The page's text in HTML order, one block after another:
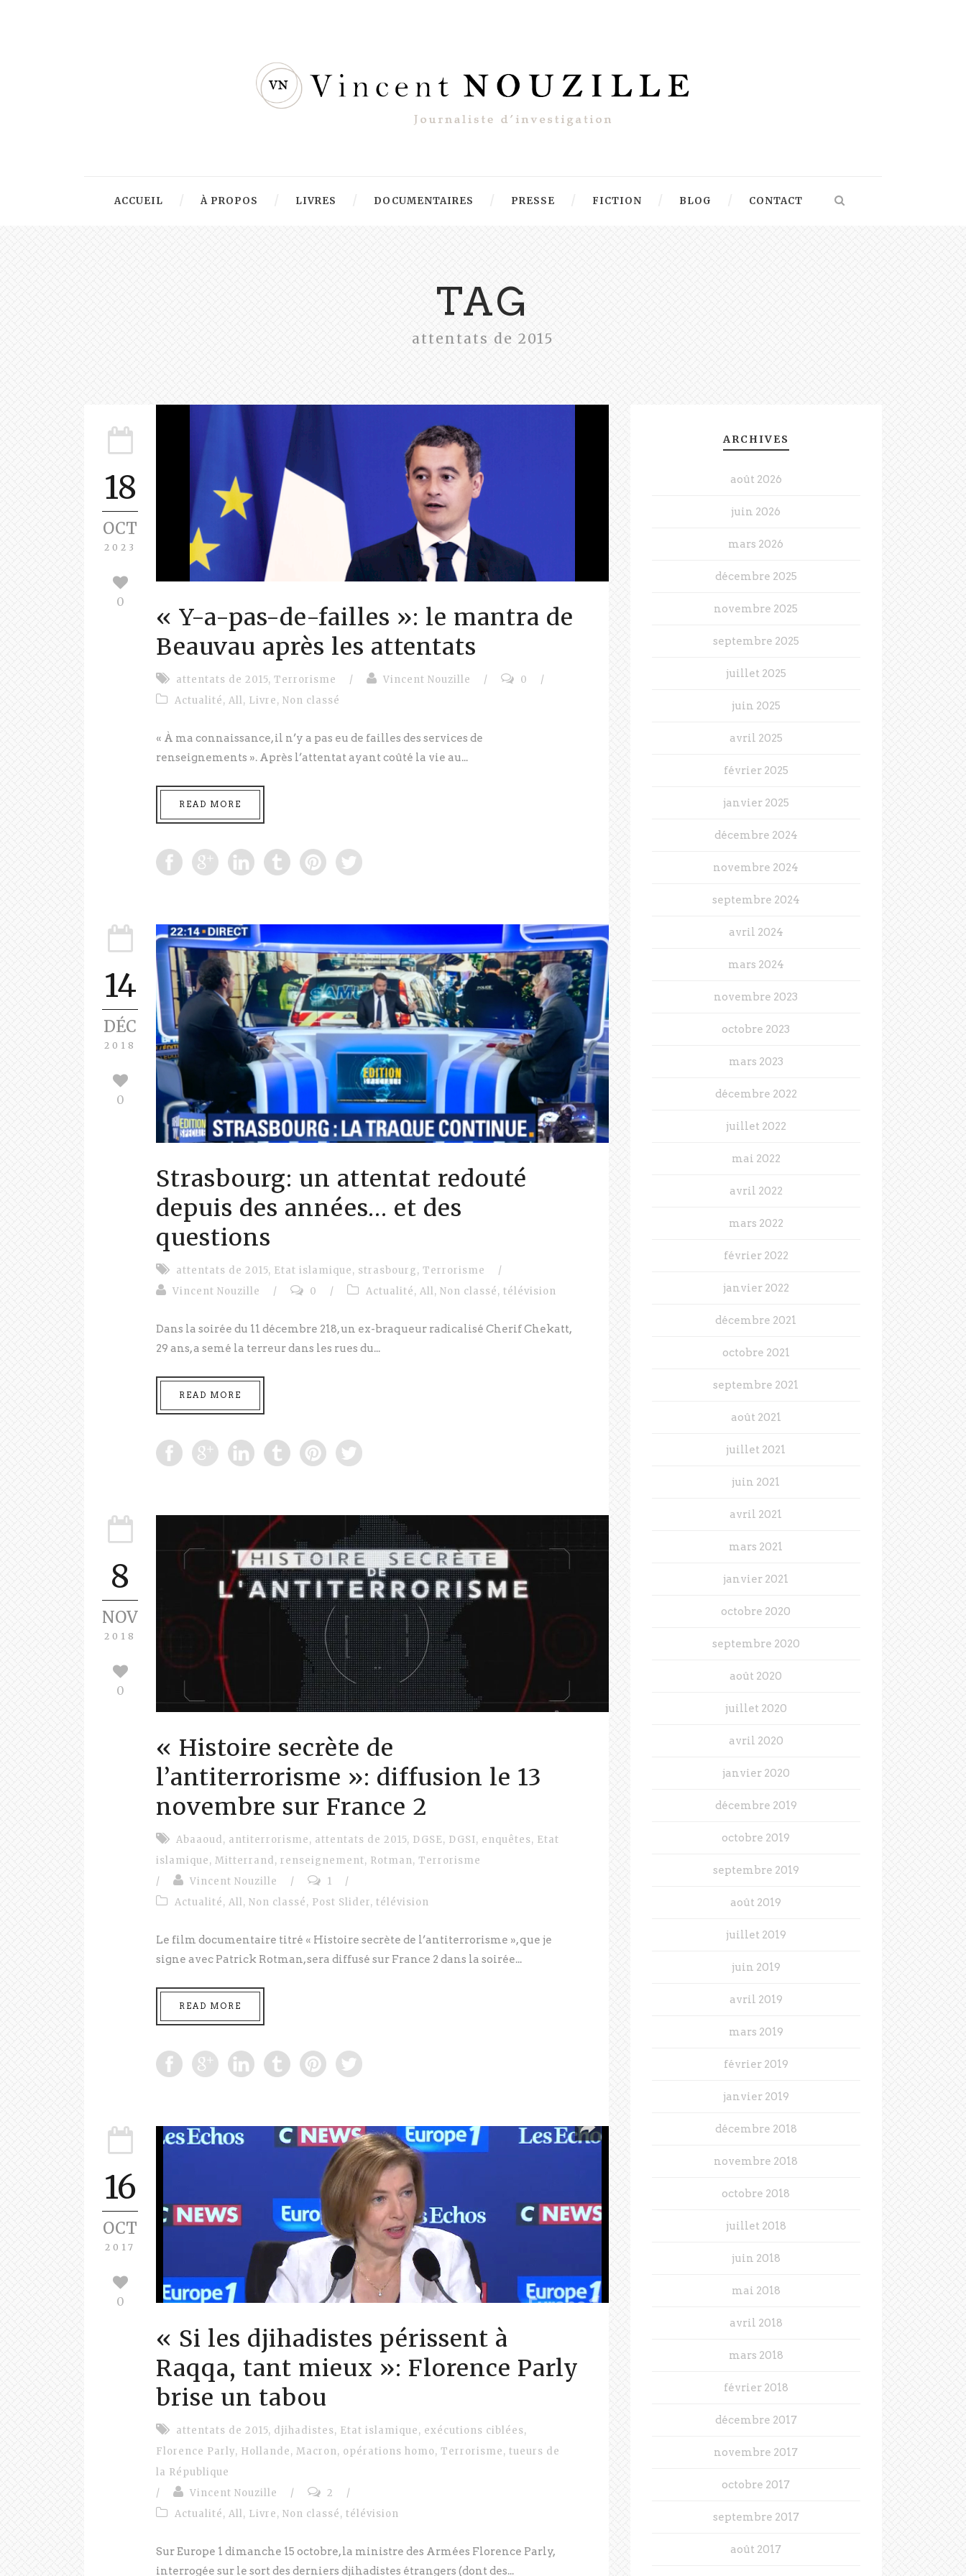
ACCUEIL À PROPOS LIVRES DOCUMENTAIRES PRESSE FICTION BLOG CONTACT
TAG
attentats de 2015
18
OCT
2023
0
« Y-a-pas-de-failles »: le mantra de
Beauvau après les attentats
attentats de 2015, Terrorisme / Vincent Nouzille / 0
/
Actualité, All, Livre, Non classé
« À ma connaissance, il n’y a pas eu de failles des services de
renseignements ». Après l’attentat ayant coûté la vie au...
READ MORE
14
DÉC
2018
0
Strasbourg: un attentat redouté
depuis des années… et des
questions
attentats de 2015, Etat islamique, strasbourg, Terrorisme
/
Vincent Nouzille
/ 0 / Actualité, All, Non classé, télévision
Dans la soirée du 11 décembre 218, un ex-braqueur radicalisé Cherif Chekatt,
29 ans, a semé la terreur dans les rues du...
READ MORE
8
NOV
2018
0
« Histoire secrète de
l’antiterrorisme »: diffusion le 13
novembre sur France 2
Abaaoud , antiterrorisme, attentats de 2015, DGSE, DGSI, enquêtes, Etat
islamique, Mitterrand , renseignement, Rotman, Terrorisme
/
Vincent Nouzille / 1
/
Actualité, All, Non classé, Post Slider, télévision
Le film documentaire titré « Histoire secrète de l’antiterrorisme », que je
signe avec Patrick Rotman, sera diffusé sur France 2 dans la soirée...
READ MORE
16
OCT
2017
0
« Si les djihadistes périssent à
Raqqa, tant mieux »: Florence Parly
brise un tabou
attentats de 2015, djihadistes, Etat islamique, exécutions ciblées,
Florence Parly, Hollande, Macron, opérations homo, Terrorisme, tueurs de
la République
/
Vincent Nouzille / 2
/
Actualité, All, Livre, Non classé, télévision
Sur Europe 1 dimanche 15 octobre, la ministre des Armées Florence Parly,
interrogée sur le sort des derniers djihadistes étrangers (dont des...
ARCHIVES
août 2026
juin 2026
mars 2026
décembre 2025
novembre 2025
septembre 2025
juillet 2025
juin 2025
avril 2025
février 2025
janvier 2025
décembre 2024
novembre 2024
septembre 2024
avril 2024
mars 2024
novembre 2023
octobre 2023
mars 2023
décembre 2022
juillet 2022
mai 2022
avril 2022
mars 2022
février 2022
janvier 2022
décembre 2021
octobre 2021
septembre 2021
août 2021
juillet 2021
juin 2021
avril 2021
mars 2021
janvier 2021
octobre 2020
septembre 2020
août 2020
juillet 2020
avril 2020
janvier 2020
décembre 2019
octobre 2019
septembre 2019
août 2019
juillet 2019
juin 2019
avril 2019
mars 2019
février 2019
janvier 2019
décembre 2018
novembre 2018
octobre 2018
juillet 2018
juin 2018
mai 2018
avril 2018
mars 2018
février 2018
décembre 2017
novembre 2017
octobre 2017
septembre 2017
août 2017